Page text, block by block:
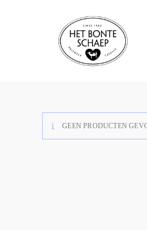
GEEN PRODUCTEN